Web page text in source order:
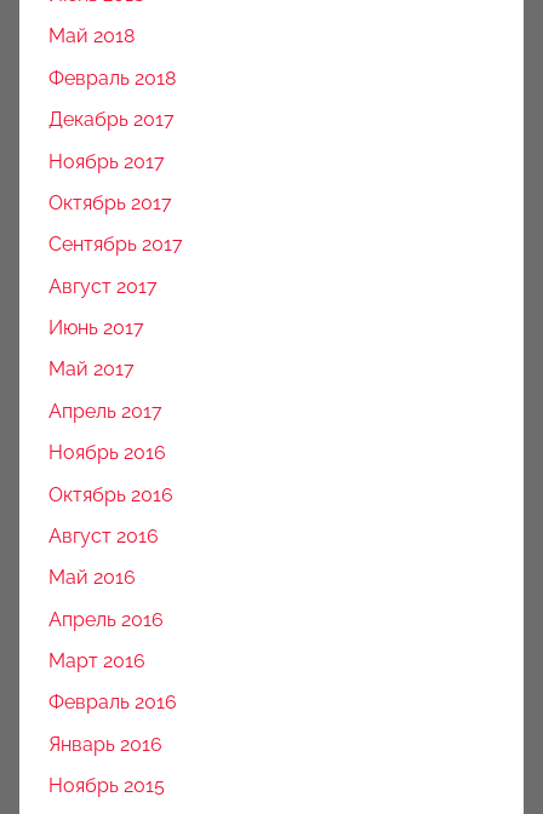
Май 2018
Февраль 2018
Декабрь 2017
Ноябрь 2017
Октябрь 2017
Сентябрь 2017
Август 2017
Июнь 2017
Май 2017
Апрель 2017
Ноябрь 2016
Октябрь 2016
Август 2016
Май 2016
Апрель 2016
Март 2016
Февраль 2016
Январь 2016
Ноябрь 2015